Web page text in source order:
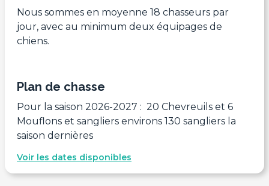
Nous sommes en moyenne 18 chasseurs par
jour, avec au minimum deux équipages de
chiens.
Plan de chasse
Pour la saison 2026-2027 : 20 Chevreuils et 6
Mouflons et sangliers environs 130 sangliers la
saison dernières
Voir les dates disponibles